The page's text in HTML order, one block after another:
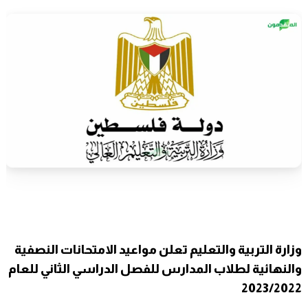
وزارة التربية والتعليم تعلن مواعيد الامتحانات النصفية
والنهائية لطلاب المدارس للفصل الدراسي الثاني للعام
2023/2022